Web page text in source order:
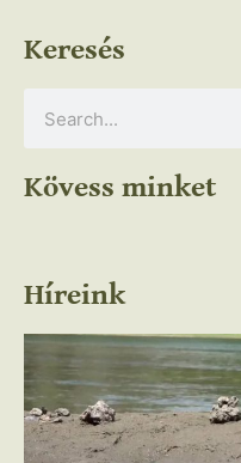
Keresés
Kövess minket
Híreink